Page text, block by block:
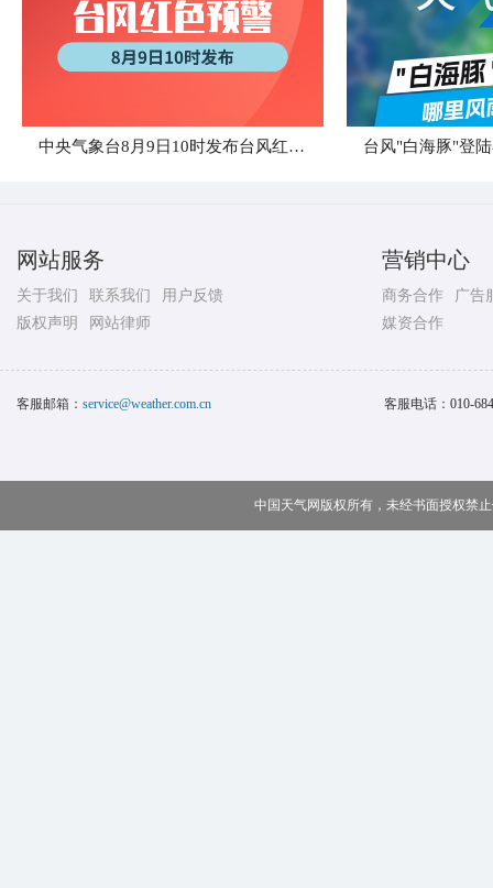
中央气象台8月9日10时发布台风红色预警
网站服务
关于我们 联系我们
用户反馈
版权声明
网站律师
营销中心
商务合作
广告
媒资合作
客服邮箱： service@weather.com.cn 客服电话： 010-
中国天气网版权所有，未经书面授权